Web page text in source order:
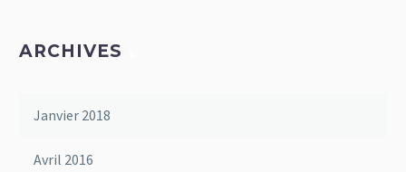
ARCHIVES
Janvier 2018
Avril 2016